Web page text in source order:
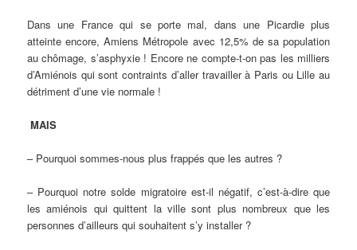
Dans une France qui se porte mal, dans une Picardie plus
atteinte encore, Amiens Métropole avec 12,5% de sa population
au chômage, s’asphyxie ! Encore ne compte-t-on pas les milliers
d’Amiénois qui sont contraints d’aller travailler à Paris ou Lille au
détriment d’une vie normale !
MAIS
– Pourquoi sommes-nous plus frappés que les autres ?
– Pourquoi notre solde migratoire est-il négatif, c’est-à-dire que
les amiénois qui quittent la ville sont plus nombreux que les
personnes d’ailleurs qui souhaitent s’y installer ?